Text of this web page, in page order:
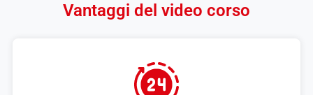
Vantaggi del video corso